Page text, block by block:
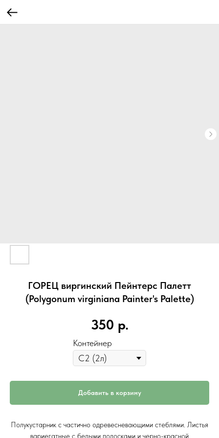
ГОРЕЦ виргинский Пейнтерс Палетт
(Polygonum virginiana Painter's Palette)
350 р.
Контейнер
Добавить в корзину
Полукустарник с частично одревесневающими стеблями. Листья